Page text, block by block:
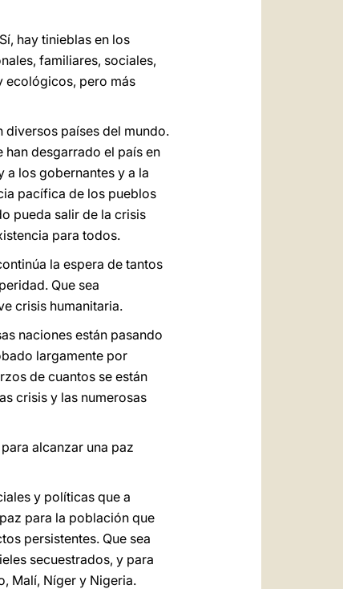
hay tinieblas en los
familiares, sociales,
ecológicos, pero más
diversos países del mundo.
han desgarrado el país en
a los gobernantes y a la
pacífica de los pueblos
pueda salir de la crisis
para todos.
la espera de tantos
Que sea
crisis humanitaria.
naciones están pasando
largamente por
de cuantos se están
crisis y las numerosas
alcanzar una paz
y políticas que a
para la población que
persistentes. Que sea
secuestrados, y para
Malí, Níger y Nigeria.